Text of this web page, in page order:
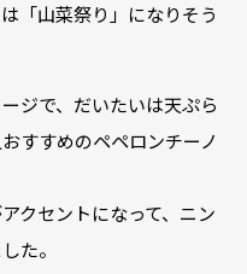
「山菜祭り」になりそう
ジで、だいたいは天ぷら
すすめのペペロンチーノ
クセントになって、ニン
た。